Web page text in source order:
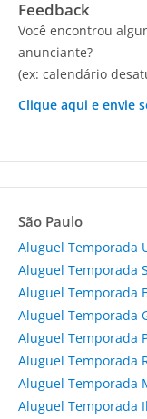
Feedback
Você encontrou
anunciante?
(ex: calendário
Clique aqui e envie
São Paulo
Aluguel Temporada
Aluguel Temporada
Aluguel Temporada
Aluguel Temporada
Aluguel Temporada
Aluguel Temporada
Aluguel Temporada
Aluguel Temporada